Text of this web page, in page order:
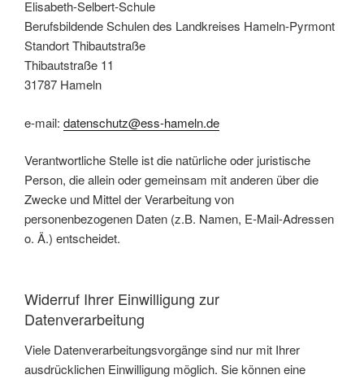
Elisabeth-Selbert-Schule
Berufsbildende Schulen des Landkreises Hameln-Pyrmont
Standort Thibautstraße
Thibautstraße 11
31787 Hameln
e-mail: datenschutz@ess-hameln.de
Verantwortliche Stelle ist die natürliche oder juristische
Person, die allein oder gemeinsam mit anderen über die
Zwecke und Mittel der Verarbeitung von
personenbezogenen Daten (z.B. Namen, E-Mail-Adressen
o. Ä.) entscheidet.
Widerruf Ihrer Einwilligung zur
Datenverarbeitung
Viele Datenverarbeitungsvorgänge sind nur mit Ihrer
ausdrücklichen Einwilligung möglich. Sie können eine